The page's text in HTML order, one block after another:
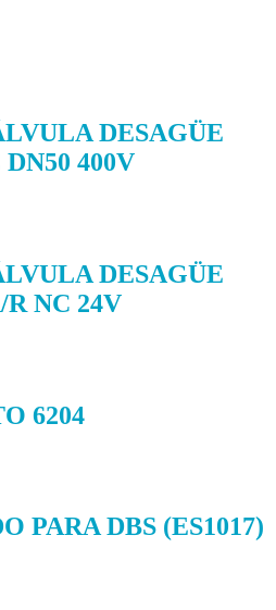
DESAGÜE
400V
DESAGÜE
R NC 24V
6204
PARA DBS (ES1017)